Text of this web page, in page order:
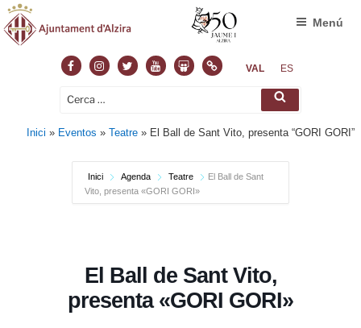
FacebookInstagram
TwitterYoutubeSlideshare
NormasVAL ES
Cerca: Cerca
Menú
Inici » Eventos »Teatre » El Ball de Sant Vito, presenta “GORI GORI”
Inici Agenda Teatre
El Ball de Sant
Vito, presenta «GORI GORI»
El Ball de Sant Vito,
presenta «GORI GORI»